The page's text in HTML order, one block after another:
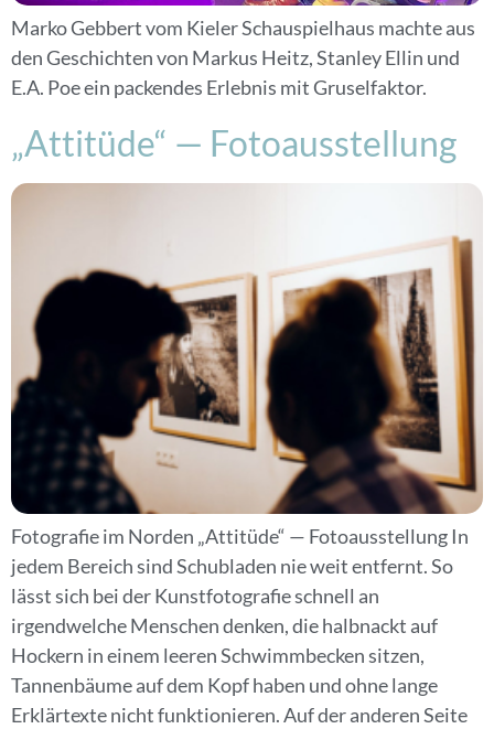
Marko Gebbert vom Kieler Schauspielhaus machte aus
den Geschichten von Markus Heitz, Stanley Ellin und
E.A. Poe ein packendes Erlebnis mit Gruselfaktor.
„Attitüde“ — Fotoausstellung
Fotografie im Norden „Attitüde“ — Fotoausstellung In
jedem Bereich sind Schubladen nie weit entfernt. So
lässt sich bei der Kunstfotografie schnell an
irgendwelche Menschen denken, die halbnackt auf
Hockern in einem leeren Schwimmbecken sitzen,
Tannenbäume auf dem Kopf haben und ohne lange
Erklärtexte nicht funktionieren. Auf der anderen Seite